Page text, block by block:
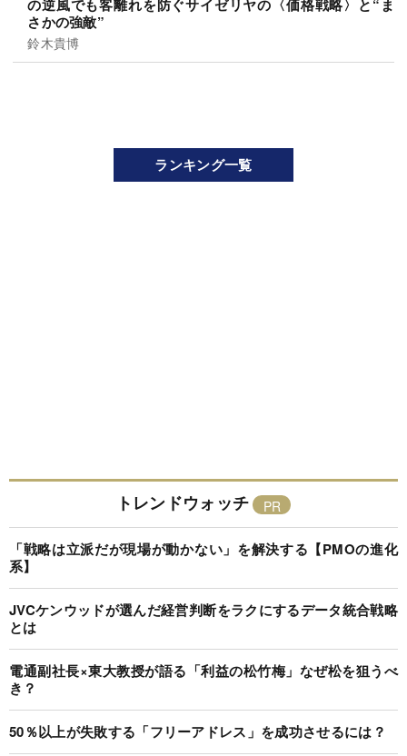
の逆風でも客離れを防ぐサイゼリヤの〈価格戦略〉と“ま
さかの強敵”
鈴木貴博
ランキング一覧
トレンドウォッチ
「戦略は立派だが現場が動かない」を解決する【PMOの進化
系】
JVCケンウッドが選んだ経営判断をラクにするデータ統合戦略
とは
電通副社長×東大教授が語る「利益の松竹梅」なぜ松を狙うべ
き？
50％以上が失敗する「フリーアドレス」を成功させるには？